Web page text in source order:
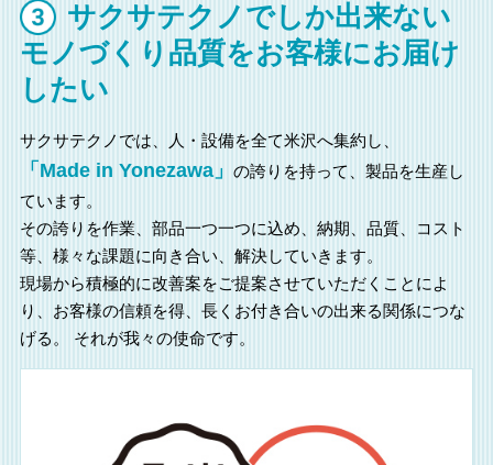
サクサテクノでしか出来ない
モノづくり品質をお客様にお届け
したい
サクサテクノでは、人・設備を全て米沢へ集約し、
「Made in Yonezawa」 の誇りを持って、 製品を生産し
ています。
その誇りを作業、部品一つ一つに込め、納期、品質、コスト
等、様々な課題に向き合い、解決していきます。
現場から積極的に改善案をご提案させていただくことによ
り、お客様の信頼を得、長くお付き合いの出来る関係につな
げる。
それが我々の使命です。